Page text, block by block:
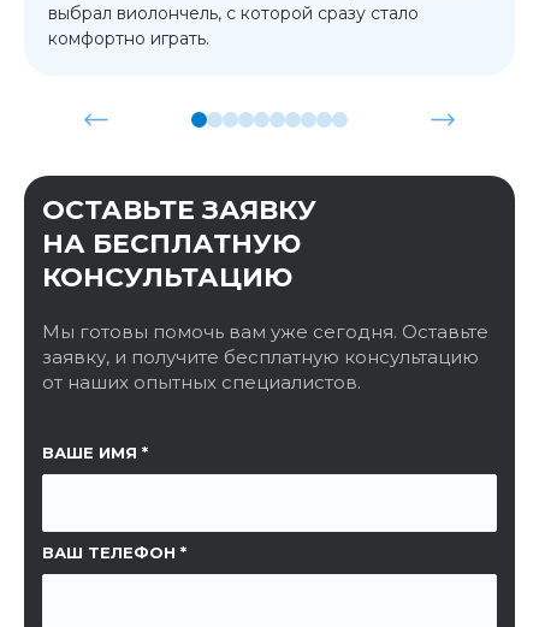
выбрал виолончель, с которой сразу стало
комфортно играть.
ОСТАВЬТЕ ЗАЯВКУ
НА БЕСПЛАТНУЮ
КОНСУЛЬТАЦИЮ
Мы готовы помочь вам уже сегодня. Оставьте
заявку, и получите бесплатную консультацию
от наших опытных специалистов.
ВАШЕ ИМЯ
ВАШ ТЕЛЕФОН
ССЫЛКА НА СТРАНИЦУ